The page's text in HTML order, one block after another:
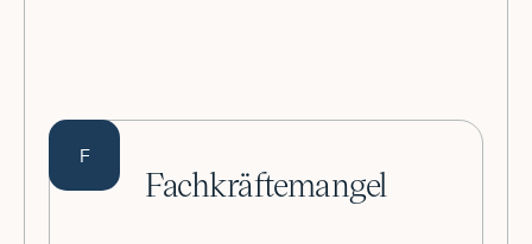
F
Fachkräftemangel